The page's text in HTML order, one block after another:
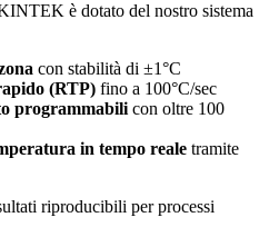
è dotato del nostro sistema
con stabilità di ±1°C
(RTP) fino a 100°C/sec
programmabili con oltre 100
in tempo reale tramite
riproducibili per processi